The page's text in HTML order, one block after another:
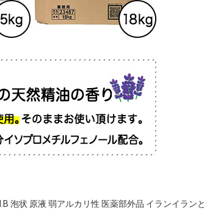
泡状 原液 弱アルカリ性 医薬部外品 イランイラン